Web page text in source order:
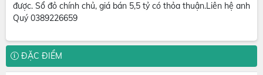
được. Sổ đỏ chính chủ, giá bán 5,5 tỷ có thỏa thuận.Liên hệ anh
Quý 0389226659
ĐẶC ĐIỂM